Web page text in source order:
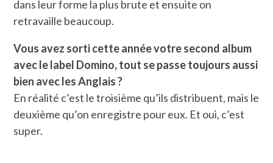
dans leur forme la plus brute et ensuite on
retravaille beaucoup.
Vous avez sorti cette année votre second album
avec le label Domino, tout se passe toujours aussi
bien avec les Anglais ?
En réalité c’est le troisième qu’ils distribuent, mais le
deuxième qu’on enregistre pour eux. Et oui, c’est
super.